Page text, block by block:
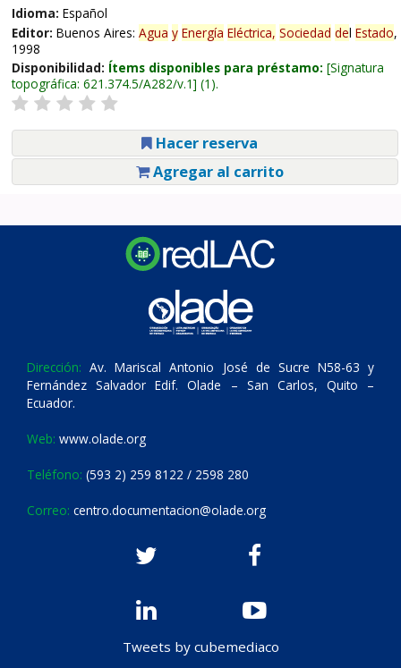
Idioma: Español
Editor: Buenos Aires: Agua y Energía Eléctrica, Sociedad del Estado,
1998
Disponibilidad: Ítems disponibles para préstamo: Signatura
topográfica: 621.374.5/A282/v.1 (1).
Hacer reserva
Agregar al carrito
Dirección: Av. Mariscal Antonio José de Sucre N58-63 y
Fernández Salvador Edif. Olade – San Carlos, Quito –
Ecuador.
Web: www.olade.org
Teléfono: (593 2) 259 8122 / 2598 280
Correo: centro.documentacion@olade.org
Tweets by cubemediaco